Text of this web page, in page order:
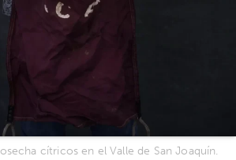
cítricos en el Valle de San Joaquín.